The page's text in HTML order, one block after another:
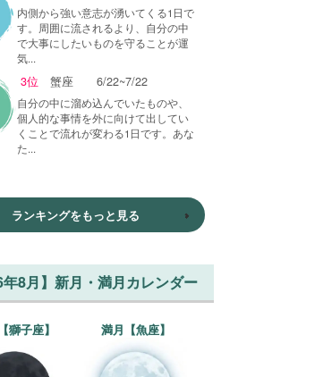
内側から強い意志が湧いてくる1日で
す。周囲に流されるより、自分の中
で大事にしたいものを守ることが運
気...
3位 蟹座 6/22~7/22
自分の中に溜め込んでいたものや、
個人的な事情を外に向けて出してい
くことで流れが変わる1日です。あな
た...
ランキングをもっと見る
年8月】新月・満月カレンダー
獅子座】 満月【魚座】